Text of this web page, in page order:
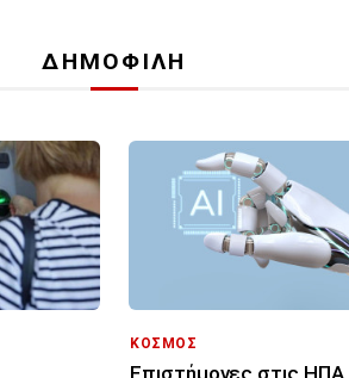
ΔΗΜΟΦΙΛΗ
ΚΟΣΜΟΣ
Επιστήμονες στις ΗΠΑ